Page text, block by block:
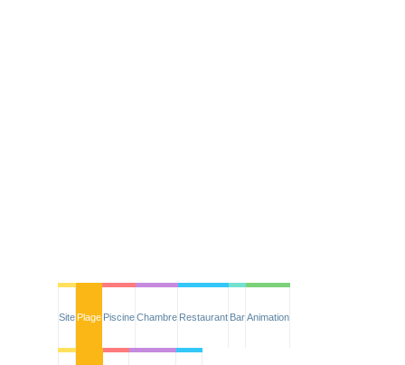
Site Plage PiscineChambre Restaurant BarAnimation